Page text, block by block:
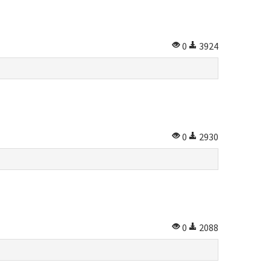
0
3924
0
2930
0
2088